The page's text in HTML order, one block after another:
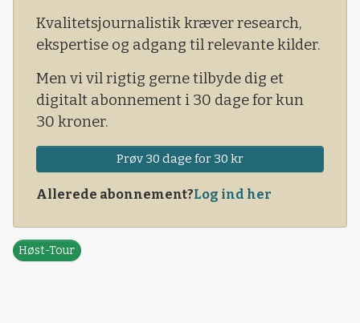
hektKvalitetsjournalistik kræver research,
ekspertise og adgang til relevante kilder.
Men vi vil rigtig gerne tilbyde dig et
digitalt abonnement i 30 dage for kun
30 kroner.
Prøv 30 dage for 30 kr
Allerede abonnement?Log ind her
Høst-Tour